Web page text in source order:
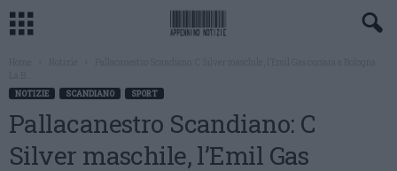
NOTIZIE SCANDIANO SPORT
Pallacanestro Scandiano: C
Silver maschile, l’Emil Gas